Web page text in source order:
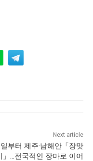
Next article
부터 제주·남해안「장맛
」…전국적인 장마로 이어